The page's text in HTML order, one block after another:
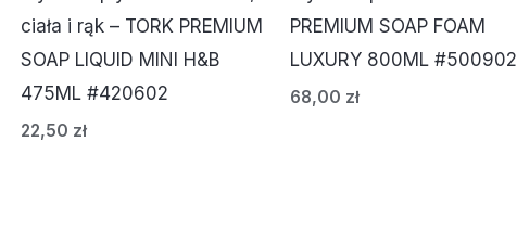
ciała i rąk – TORK PREMIUM
SOAP LIQUID MINI H&B
475ML #420602
22,50 zł
PREMIUM SOAP FOAM
LUXURY 800ML #500902
68,00 zł